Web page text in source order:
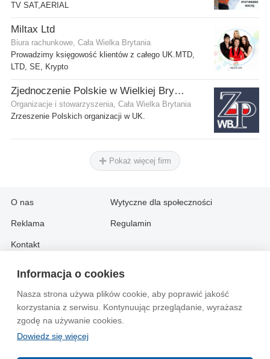
Informacja o cookies
Nasza strona używa plików cookie, aby poprawić jakość
korzystania z serwisu. Kontynuując przeglądanie, wyrażasz
zgodę na używanie cookies.
Dowiedz się więcej
TV SAT,AERIAL
Miltax Ltd
Biura rachunkowe, Cała Wielka Brytania
Prowadzimy księgowość klientów z całego UK.MTD,
LTD, SE, Krypto
Zjednoczenie Polskie w Wielkiej Brytanii
Organizacje i stowarzyszenia, Cała Wielka Brytania
Zrzeszenie Polskich organizacji w UK.
Pokaż więcej firm
O nas
Reklama
Kontakt
Wytyczne dla społeczności
Regulamin
Information in English:
About
Advertise
Contact